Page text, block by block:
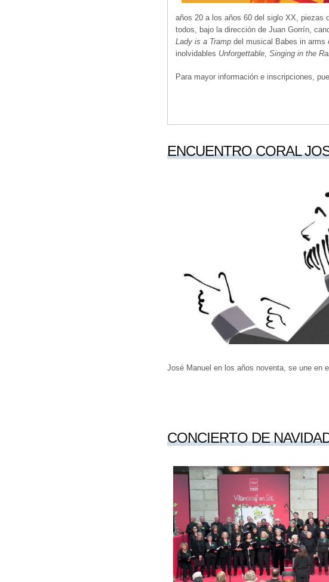
años 20 a los años 60 del siglo XX, piezas
todos, bajo la dirección de Juan Gorrín,
Lady is a Tramp del musical Babes in arms
inolvidables Unforgettable, Singing in the
Para mayor información e inscripciones,
ENCUENTRO CORAL
José Manuel en los años noventa, se une en
CONCIERTO DE